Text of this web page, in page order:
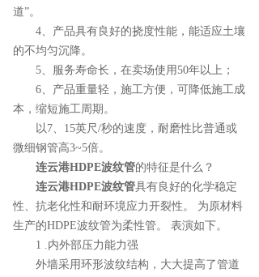
道”。
4、产品具有良好的挠度性能，能适应土壤
的不均匀沉降。
5、服务寿命长，在卖场使用50年以上；
6、产品重量轻，施工方便，可降低施工成
本，缩短施工周期。
以7、15英尺/秒的速度，耐磨性比普通或
微细钢管高3~5倍。
连云港HDPE波纹管的特征是什么？
连云港HDPE波纹管具有良好的化学稳定
性、抗老化性和耐环境应力开裂性。 为原材料
生产的HDPE波纹管为柔性管。 表演如下。
1 .内外部压力能力强
外墙采用环形波纹结构，大大提高了管道